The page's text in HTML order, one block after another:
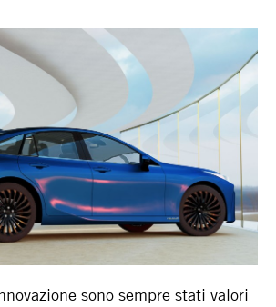
sono sempre stati valori